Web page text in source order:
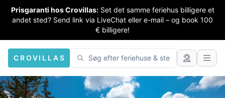
Prisgaranti hos Crovillas: Set det samme feriehus billigere et
andet sted? Send link via LiveChat eller e-mail – og book 100
€ billigere!
CROVILLAS